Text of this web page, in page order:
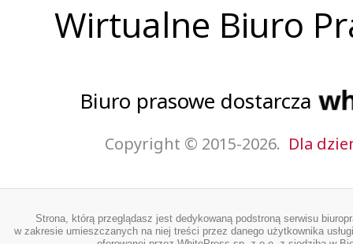
Wirtualne Biuro
Biuro prasowe dostarcza
Copyright © 2015-2026. Dla
Strona, którą przeglądasz jest dedykowaną podstroną serwisu
w zakresie umieszczanych na niej treści przez danego użytkownika